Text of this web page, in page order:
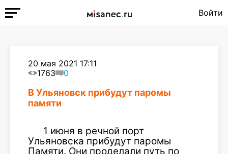
Войти
20 мая 2021 17:11
1763
0
В Ульяновск прибудут паромы
памяти
1 июня в речной порт
Ульяновска прибудут паромы
Памяти. Они проделали путь по